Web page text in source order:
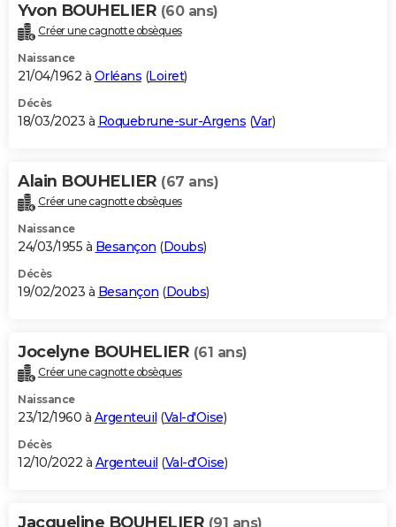
Yvon BOUHELIER (60 ans)
Créer une cagnotte obsèques
Naissance
21/04/1962 à Orléans (Loiret)
Décès
18/03/2023 à Roquebrune-sur-Argens (Var)
Alain BOUHELIER (67 ans)
Créer une cagnotte obsèques
Naissance
24/03/1955 à Besançon (Doubs)
Décès
19/02/2023 à Besançon (Doubs)
Jocelyne BOUHELIER (61 ans)
Créer une cagnotte obsèques
Naissance
23/12/1960 à Argenteuil (Val-d'Oise)
Décès
12/10/2022 à Argenteuil (Val-d'Oise)
Jacqueline BOUHELIER (91 ans)